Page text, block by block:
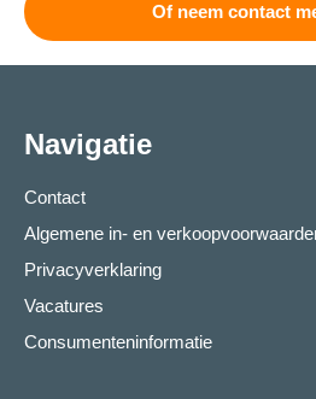
Of neem contact
Navigatie
Contact
Algemene in- en
Privacyverklaring
Vacatures
Consumenteninformatie